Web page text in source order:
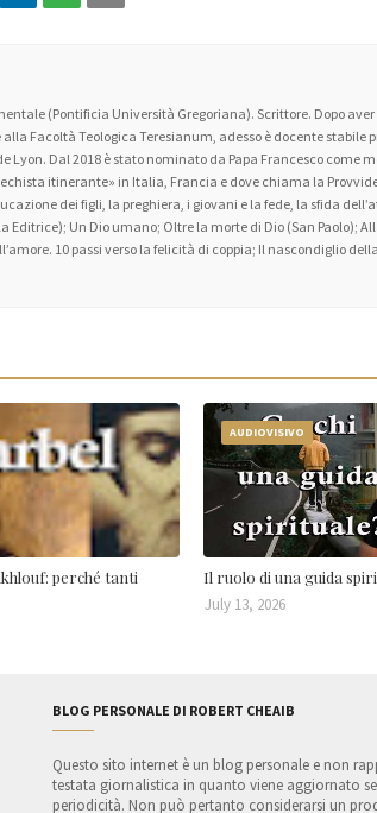
(Pontificia Università Gregoriana). Scrittore. Dopo
Facoltà Teologica Teresianum, adesso è docente stabile
Lyon. Dal 2018 è stato nominato da Papa Francesco come
itinerante» in Italia, Francia e dove chiama la
dei figli, la preghiera, i giovani e la fede, la sfida
Un Dio umano; Oltre la morte di Dio (San Paolo);
10 passi verso la felicità di coppia; Il nascondiglio
perché tanti
AUDIOVISIVO
Il ruolo di una guida
July 13, 2026
BLOG PERSONALE DI ROBERT CHEAIB
Questo sito internet è un blog personale e non
testata giornalistica in quanto viene aggiornato
periodicità. Non può pertanto considerarsi un